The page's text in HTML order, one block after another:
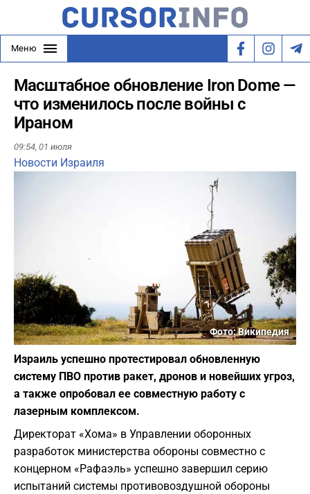
Меню
Масштабное обновление Iron Dome —
что изменилось после войны с
Ираном
09:54, 01 июля
Новости Израиля
Фото: Википедия
Израиль успешно протестировал обновленную
систему ПВО против ракет, дронов и новейших угроз,
а также опробовал ее совместную работу с
лазерным комплексом.
Директорат «Хома» в Управлении оборонных
разработок министерства обороны совместно с
концерном «Рафаэль» успешно завершил серию
испытаний системы противовоздушной обороны